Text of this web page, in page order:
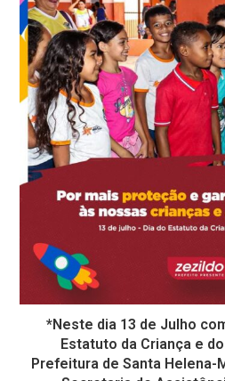
*Neste dia 13 de Julho
Estatuto da Criança e
Prefeitura de Santa Helena-